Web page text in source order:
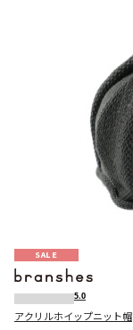
SALE
5.0
アクリルホイップニット帽